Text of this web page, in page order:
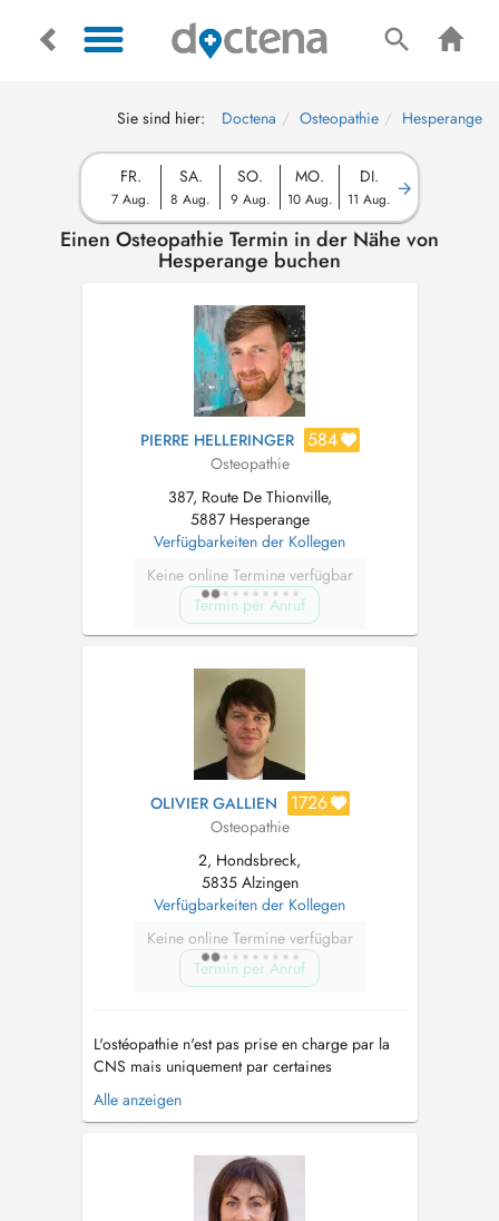
Sie sind hier: Doctena Osteopathie Hesperange
FR.
7 Aug.
SA.
8 Aug.
SO.
9 Aug.
MO.
10 Aug.
DI.
11 Aug.
Einen Osteopathie Termin in der Nähe von
Hesperange buchen
PIERRE HELLERINGER 584
Osteopathie
387, Route De Thionville,
5887 Hesperange
Verfügbarkeiten der Kollegen
Keine online Termine verfügbar
Termin per Anruf
OLIVIER GALLIEN 1726
Osteopathie
2, Hondsbreck,
5835 Alzingen
Verfügbarkeiten der Kollegen
Keine online Termine verfügbar
Termin per Anruf
L'ostéopathie n'est pas prise en charge par la
CNS mais uniquement par certaines
assurances privées (CMCM, Axa santé,
Médicis, DKV,...) Pour la kinésithérapie
rdv chez mes collègues....
Alle anzeigen